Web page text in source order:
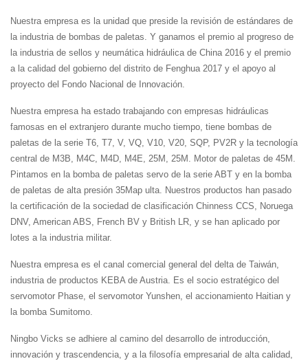
Nuestra empresa es la unidad que preside la revisión de estándares de
la industria de bombas de paletas. Y ganamos el premio al progreso de
la industria de sellos y neumática hidráulica de China 2016 y el premio
a la calidad del gobierno del distrito de Fenghua 2017 y el apoyo al
proyecto del Fondo Nacional de Innovación.
Nuestra empresa ha estado trabajando con empresas hidráulicas
famosas en el extranjero durante mucho tiempo, tiene bombas de
paletas de la serie T6, T7, V, VQ, V10, V20, SQP, PV2R y la tecnología
central de M3B, M4C, M4D, M4E, 25M, 25M. Motor de paletas de 45M.
Pintamos en la bomba de paletas servo de la serie ABT y en la bomba
de paletas de alta presión 35Map ulta. Nuestros productos han pasado
la certificación de la sociedad de clasificación Chinness CCS, Noruega
DNV, American ABS, French BV y British LR, y se han aplicado por
lotes a la industria militar.
Nuestra empresa es el canal comercial general del delta de Taiwán,
industria de productos KEBA de Austria. Es el socio estratégico del
servomotor Phase, el servomotor Yunshen, el accionamiento Haitian y
la bomba Sumitomo.
Ningbo Vicks se adhiere al camino del desarrollo de introducción,
innovación y trascendencia, y a la filosofía empresarial de alta calidad,